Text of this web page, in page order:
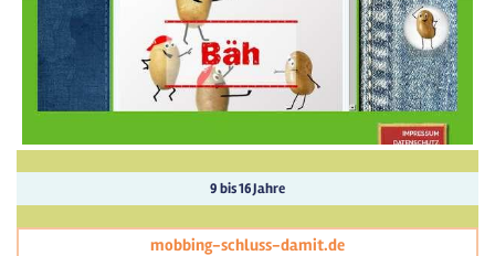
9 bis 16 Jahre
mobbing-schluss-damit.de